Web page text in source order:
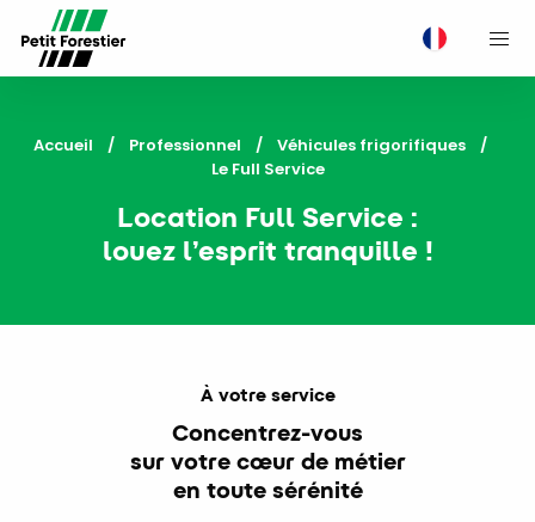
Accueil Professionnel
Véhicules frigorifiques
Current:
Le Full Service
Location Full Service :
louez l’esprit tranquille !
À votre service
Concentrez-vous
sur votre cœur de métier
en toute sérénité